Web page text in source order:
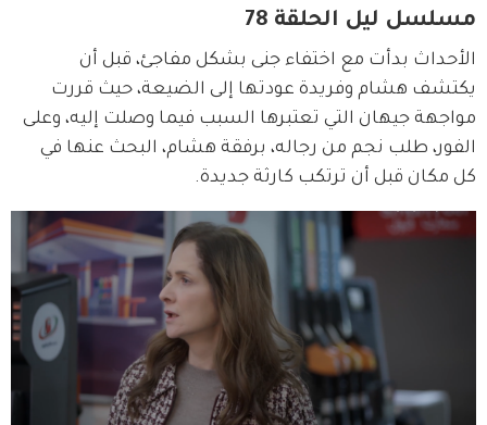
مسلسل ليل الحلقة 78
الأحداث بدأت مع اختفاء جنى بشكل مفاجئ، قبل أن
يكتشف هشام وفريدة عودتها إلى الضيعة، حيث قررت
مواجهة جيهان التي تعتبرها السبب فيما وصلت إليه، وعلى
الفور، طلب نجم من رجاله، برفقة هشام، البحث عنها في
كل مكان قبل أن ترتكب كارثة جديدة.